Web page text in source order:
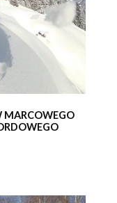
MARCOWEGO